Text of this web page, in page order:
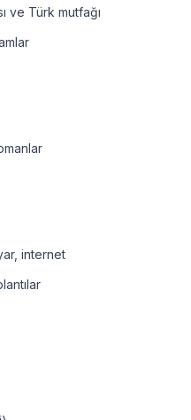
ve Türk mutfağı
internet